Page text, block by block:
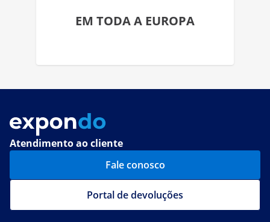
EM TODA A EUROPA
Atendimento ao cliente
Fale conosco
Portal de devoluções